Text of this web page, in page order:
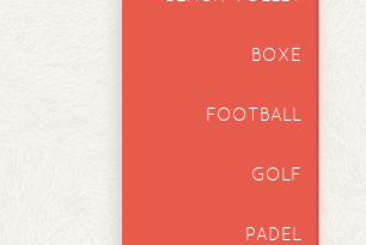
BOXE
FOOTBALL
GOLF
PADEL